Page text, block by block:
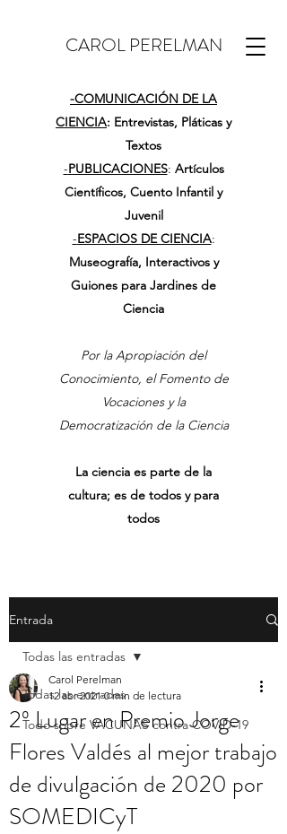
CAROL PERELMAN
-COMUNICACIÓN DE LA
CIENCIA: Entrevistas, Pláticas y
Textos
-PUBLICACIONES: Artículos
Científicos, Cuento Infantil y
Juvenil
-ESPACIOS DE CIENCIA:
Museografía, Interactivos y
Guiones para Jardines de
Ciencia
Por la Apropiación del
Conocimiento, el Fomento de
Vocaciones y la
Democratización de la Ciencia
La ciencia es parte de la
cultura; es de todos y para
todos
Entrada
Todas las entradas
Todo sobre VACUNAS contra COVID-19
Todas las entradas
2º Lugar en Premio Jorge
Flores Valdés al mejor trabajo
de divulgación de 2020 por
SOMEDICyT
Carol Perelman
12 abr 2021 0 min de lectura